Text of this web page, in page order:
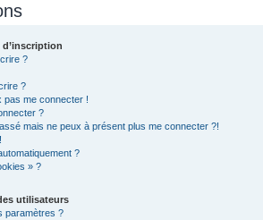
?
?
pas me connecter !
?
mais ne peux à présent plus me connecter ?!
?
» ?
utilisateurs
paramètres ?